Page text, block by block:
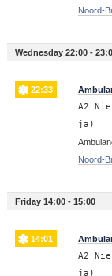
Noord-
Wednesday 22:00 -
22:33
A2
ja)
Noord-
Friday 14:00 - 15:00
14:01
A2
ja)